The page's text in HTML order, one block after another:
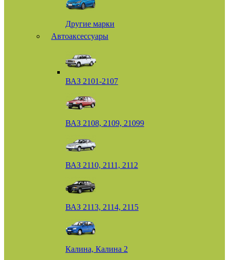
Другие марки
Автоаксессуары
ВАЗ 2101-2107
ВАЗ 2108, 2109, 21099
ВАЗ 2110, 2111, 2112
ВАЗ 2113, 2114, 2115
Калина, Калина 2